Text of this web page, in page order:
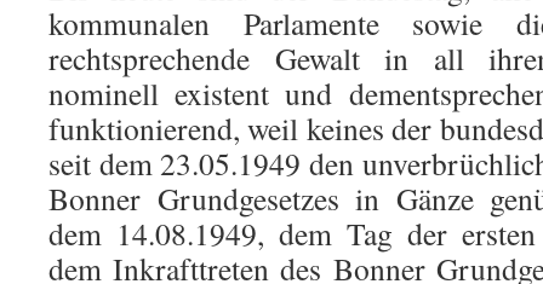
kommunalen Parlamente sowie
rechtsprechende Gewalt in all
nominell existent und
funktionierend, weil keines der
seit dem 23.05.1949 den
Bonner Grundgesetzes in Gänze
dem 14.08.1949, dem Tag der
dem Inkrafttreten des Bonner